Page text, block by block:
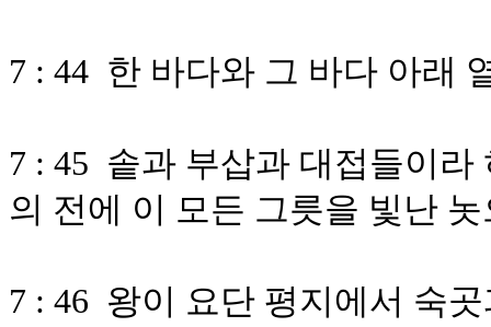
7 : 44 한 바다와 그 바다 아래
7 : 45 솥과 부삽과 대접들이
의 전에 이 모든 그릇을 빛난
7 : 46 왕이 요단 평지에서 숙